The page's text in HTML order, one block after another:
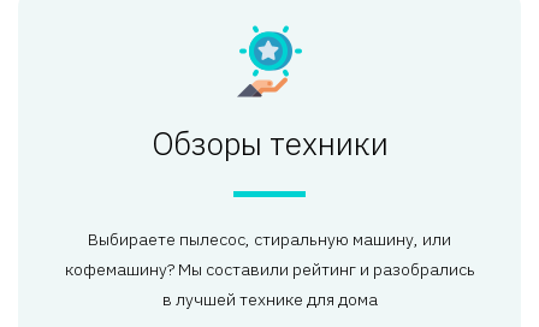
Обзоры техники
Выбираете пылесос, стиральную машину, или
кофемашину? Мы составили рейтинг и разобрались
в лучшей технике для дома